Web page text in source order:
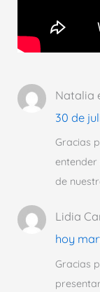
Natalia
30 de
Gracias
entender
de
Lidia
hoy
Gracias